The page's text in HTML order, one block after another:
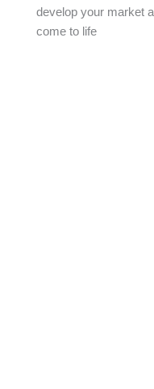
develop your market
come to life